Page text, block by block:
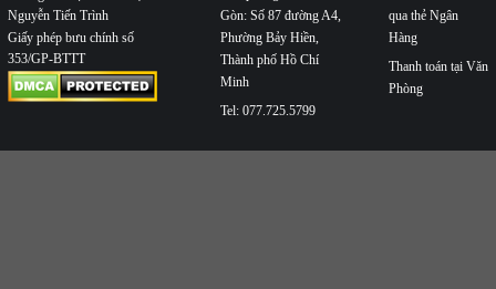
Nguyễn Tiến Trình
Giấy phép bưu chính số
353/GP-BTTT
Gòn: Số 87 đường A4,
Phường Bảy Hiền,
Thành phố Hồ Chí
Minh
Tel: 077.725.5799
qua thẻ Ngân
Hàng
Thanh toán tại Văn
Phòng